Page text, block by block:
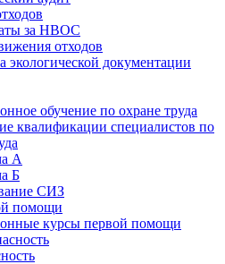
за НВОС
отходов
экологической документации
обучение по охране труда
квалификации специалистов по
А
Б
СИЗ
помощи
курсы первой помощи